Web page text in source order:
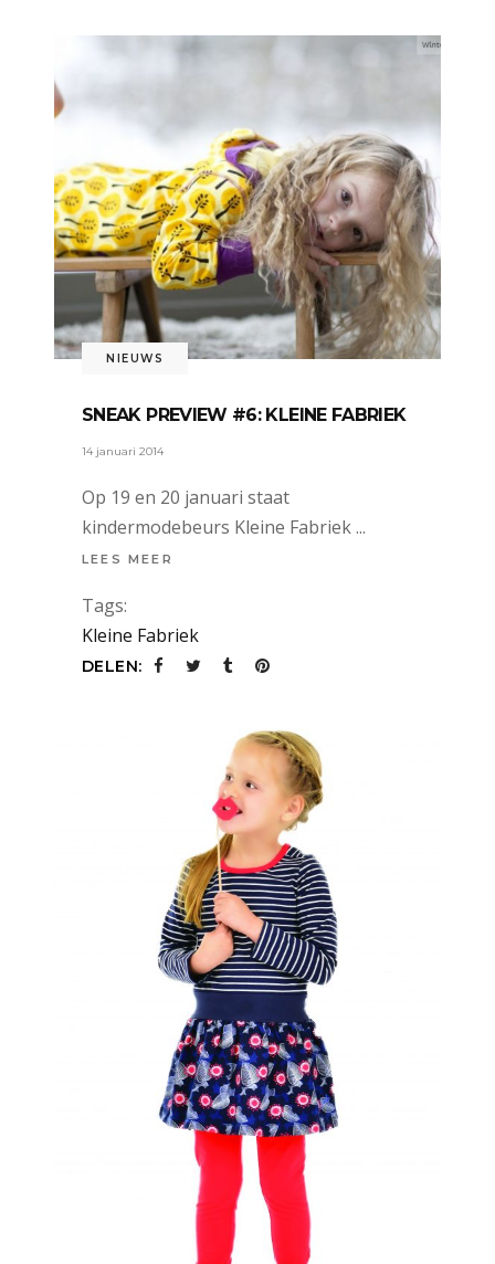
NIEUWS
SNEAK PREVIEW #6: KLEINE FABRIEK
14 januari 2014
Op 19 en 20 januari staat
kindermodebeurs Kleine Fabriek
LEES MEER
Tags:
Kleine Fabriek
DELEN: